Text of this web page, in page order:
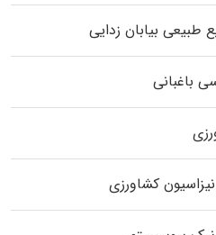
طبیعی بیابان زدایی
باغبانی
کشاورزی